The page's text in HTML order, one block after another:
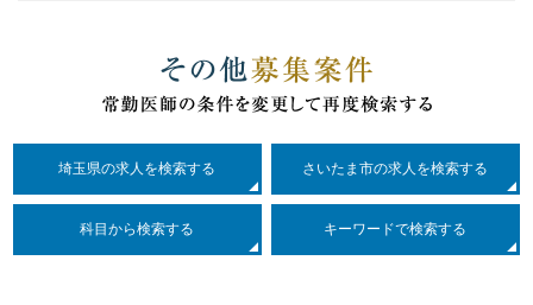
埼玉県の求人を検索する さいたま市の求人を検索する
科目 から検索する キーワードで検索する